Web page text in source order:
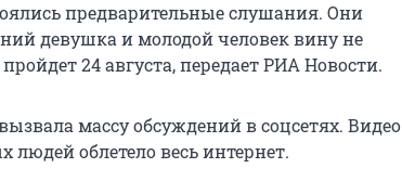
предварительные слушания. Они
девушка и молодой человек вину не
24 августа, передает РИА Новости.
массу обсуждений в соцсетях. Видео
облетело весь интернет.